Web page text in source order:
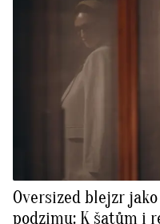
Oversized blejzr
podzimu: K šatům i